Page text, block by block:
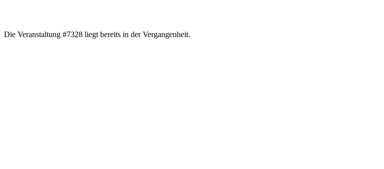
Die Veranstaltung #7328 liegt bereits in der Vergangenheit.